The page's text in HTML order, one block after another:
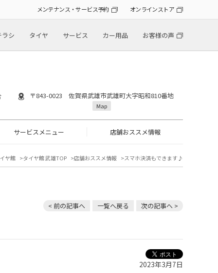
メンテナンス・サービス予約 オンラインストア
シ タイヤ サービス カー用品 お客様の声
〒843-0023 佐賀県武雄市武雄町大字昭和810番地
Map
サービスメニュー 店舗おススメ情報
ヤ館 タイヤ館 武雄TOP 店舗おススメ情報 スマホ決済もできます♪
< 前の記事へ 一覧へ戻る 次の記事へ >
2023年3月7日